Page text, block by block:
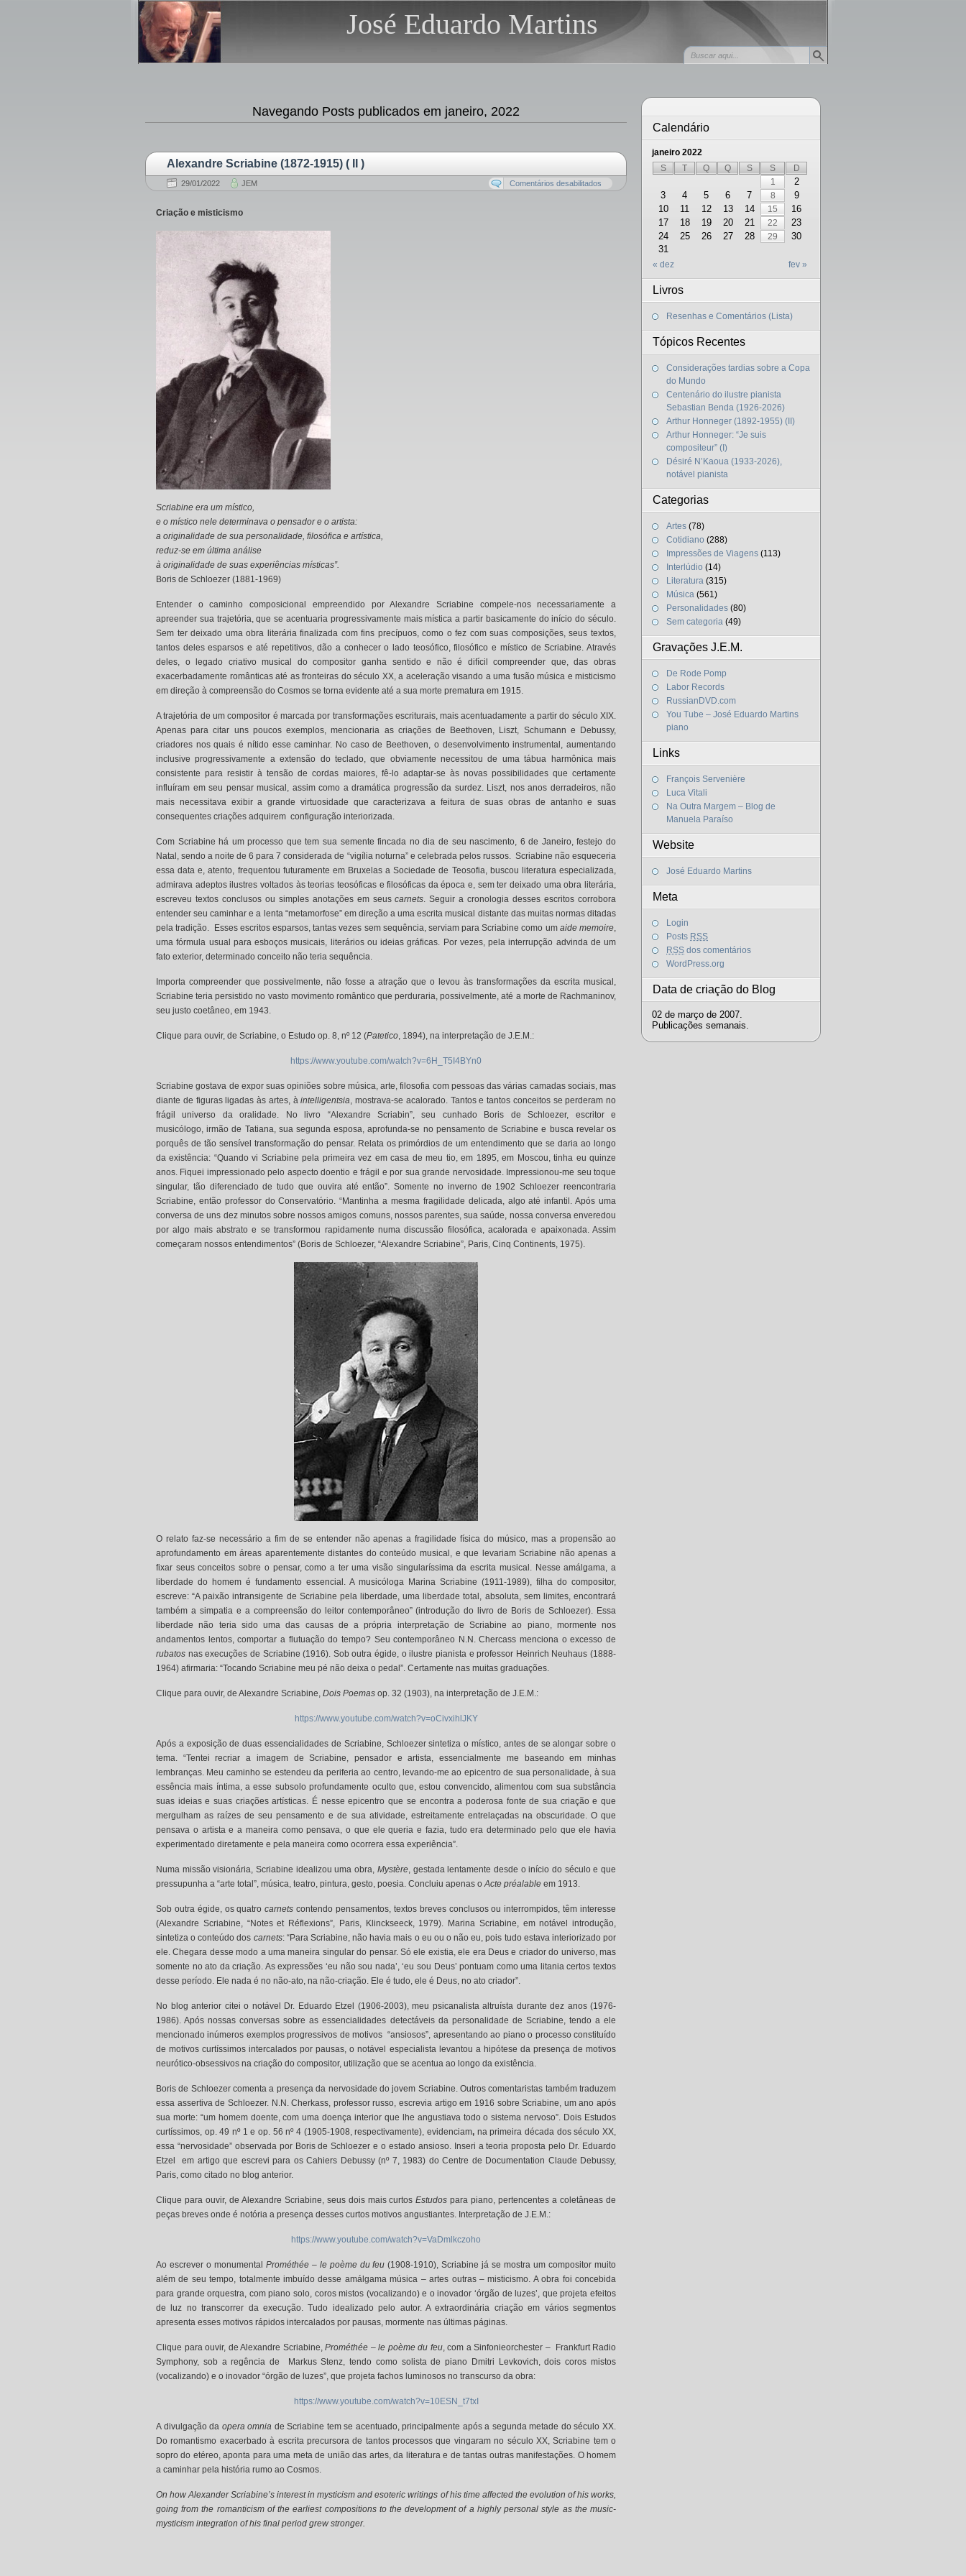
José Eduardo Martins
Navegando Posts publicados em janeiro, 2022
Alexandre Scriabine (1872-1915) ( II )
29/01/2022 JEM Comentários desabilitados
Criação e misticismo
Scriabine era um místico,
e o místico nele determinava o pensador e o artista:
a originalidade de sua personalidade, filosófica e artística,
reduz-se em última análise
à originalidade de suas experiências místicas”.
Boris de Schloezer (1881-1969)
Entender o caminho composicional empreendido por Alexandre Scriabine compele-nos necessariamente a
apreender sua trajetória, que se acentuaria progressivamente mais mística a partir basicamente do início do século.
Sem ter deixado uma obra literária finalizada com fins precípuos, como o fez com suas composições, seus textos,
tantos deles esparsos e até repetitivos, dão a conhecer o lado teosófico, filosófico e místico de Scriabine. Através
deles, o legado criativo musical do compositor ganha sentido e não é difícil compreender que, das obras
exacerbadamente românticas até as fronteiras do século XX, a aceleração visando a uma fusão música e misticismo
em direção à compreensão do Cosmos se torna evidente até a sua morte prematura em 1915.
A trajetória de um compositor é marcada por transformações escriturais, mais acentuadamente a partir do século XIX.
Apenas para citar uns poucos exemplos, mencionaria as criações de Beethoven, Liszt, Schumann e Debussy,
criadores nos quais é nítido esse caminhar. No caso de Beethoven, o desenvolvimento instrumental, aumentando
inclusive progressivamente a extensão do teclado, que obviamente necessitou de uma tábua harmônica mais
consistente para resistir à tensão de cordas maiores, fê-lo adaptar-se às novas possibilidades que certamente
influíram em seu pensar musical, assim como a dramática progressão da surdez. Liszt, nos anos derradeiros, não
mais necessitava exibir a grande virtuosidade que caracterizava a feitura de suas obras de antanho e suas
consequentes criações adquirem configuração interiorizada.
Com Scriabine há um processo que tem sua semente fincada no dia de seu nascimento, 6 de Janeiro, festejo do
Natal, sendo a noite de 6 para 7 considerada de “vigília noturna” e celebrada pelos russos. Scriabine não esqueceria
essa data e, atento, frequentou futuramente em Bruxelas a Sociedade de Teosofia, buscou literatura especializada,
admirava adeptos ilustres voltados às teorias teosóficas e filosóficas da época e, sem ter deixado uma obra literária,
escreveu textos conclusos ou simples anotações em seuscarnets. Seguir a cronologia desses escritos corrobora
entender seu caminhar e a lenta “metamorfose” em direção a uma escrita musical distante das muitas normas ditadas
pela tradição. Esses escritos esparsos, tantas vezes sem sequência, serviam para Scriabine como um aide memoire,
uma fórmula usual para esboços musicais, literários ou ideias gráficas. Por vezes, pela interrupção advinda de um
fato exterior, determinado conceito não teria sequência.
Importa compreender que possivelmente, não fosse a atração que o levou às transformações da escrita musical,
Scriabine teria persistido no vasto movimento romântico que perduraria, possivelmente, até a morte de Rachmaninov,
seu justo coetâneo, em 1943.
Clique para ouvir, de Scriabine, o Estudo op. 8, nº 12 (Patetico, 1894), na interpretação de J.E.M.:
https://www.youtube.com/watch?v=6H_T5I4BYn0
Scriabine gostava de expor suas opiniões sobre música, arte, filosofia com pessoas das várias camadas sociais, mas
diante de figuras ligadas às artes, àintelligentsia, mostrava-se acalorado. Tantos e tantos conceitos se perderam no
frágil universo da oralidade. No livro “Alexandre Scriabin”, seu cunhado Boris de Schloezer, escritor e
musicólogo, irmão de Tatiana, sua segunda esposa, aprofunda-se no pensamento de Scriabine e busca revelar os
porquês de tão sensível transformação do pensar. Relata os primórdios de um entendimento que se daria ao longo
da existência: “Quando vi Scriabine pela primeira vez em casa de meu tio, em 1895, em Moscou, tinha eu quinze
anos. Fiquei impressionado pelo aspecto doentio e frágil e por sua grande nervosidade. Impressionou-me seu toque
singular, tão diferenciado de tudo que ouvira até então”. Somente no inverno de 1902 Schloezer reencontraria
Scriabine, então professor do Conservatório. “Mantinha a mesma fragilidade delicada, algo até infantil. Após uma
conversa de uns dez minutos sobre nossos amigos comuns, nossos parentes, sua saúde, nossa conversa enveredou
por algo mais abstrato e se transformou rapidamente numa discussão filosófica, acalorada e apaixonada. Assim
começaram nossos entendimentos” (Boris de Schloezer, “Alexandre Scriabine”, Paris, Cinq Continents, 1975).
O relato faz-se necessário a fim de se entender não apenas a fragilidade física do músico, mas a propensão ao
aprofundamento em áreas aparentemente distantes do conteúdo musical, e que levariam Scriabine não apenas a
fixar seus conceitos sobre o pensar, como a ter uma visão singularíssima da escrita musical. Nesse amálgama, a
liberdade do homem é fundamento essencial. A musicóloga Marina Scriabine (1911-1989), filha do compositor,
escreve: “A paixão intransigente de Scriabine pela liberdade, uma liberdade total, absoluta, sem limites, encontrará
também a simpatia e a compreensão do leitor contemporâneo” (introdução do livro de Boris de Schloezer). Essa
liberdade não teria sido uma das causas de a própria interpretação de Scriabine ao piano, mormente nos
andamentos lentos, comportar a flutuação do tempo? Seu contemporâneo N.N. Chercass menciona o excesso de
rubatos nas execuções de Scriabine (1916). Sob outra égide, o ilustre pianista e professor Heinrich Neuhaus (1888-
1964) afirmaria: “Tocando Scriabine meu pé não deixa o pedal”. Certamente nas muitas graduações.
Clique para ouvir, de Alexandre Scriabine, Dois Poemas op. 32 (1903), na interpretação de J.E.M.:
https://www.youtube.com/watch?v=oCivxihlJKY
Após a exposição de duas essencialidades de Scriabine, Schloezer sintetiza o místico, antes de se alongar sobre o
tema. “Tentei recriar a imagem de Scriabine, pensador e artista, essencialmente me baseando em minhas
lembranças. Meu caminho se estendeu da periferia ao centro, levando-me ao epicentro de sua personalidade, à sua
essência mais íntima, a esse subsolo profundamente oculto que, estou convencido, alimentou com sua substância
suas ideias e suas criações artísticas. É nesse epicentro que se encontra a poderosa fonte de sua criação e que
mergulham as raízes de seu pensamento e de sua atividade, estreitamente entrelaçadas na obscuridade. O que
pensava o artista e a maneira como pensava, o que ele queria e fazia, tudo era determinado pelo que ele havia
experimentado diretamente e pela maneira como ocorrera essa experiência”.
Numa missão visionária, Scriabine idealizou uma obra, Mystère, gestada lentamente desde o início do século e que
pressupunha a “arte total”, música, teatro, pintura, gesto, poesia. Concluiu apenas oActe préalable em 1913.
Sob outra égide, os quatrocarnets contendo pensamentos, textos breves conclusos ou interrompidos, têm interesse
(Alexandre Scriabine, “Notes et Réflexions”, Paris, Klinckseeck, 1979). Marina Scriabine, em notável introdução,
sintetiza o conteúdo dos carnets: “Para Scriabine, não havia mais o eu ou o não eu, pois tudo estava interiorizado por
ele. Chegara desse modo a uma maneira singular do pensar. Só ele existia, ele era Deus e criador do universo, mas
somente no ato da criação. As expressões ‘eu não sou nada’, ‘eu sou Deus’ pontuam como uma litania certos textos
desse período. Ele nada é no não-ato, na não-criação. Ele é tudo, ele é Deus, no ato criador”.
No blog anterior citei o notável Dr. Eduardo Etzel (1906-2003), meu psicanalista altruísta durante dez anos (1976-
1986). Após nossas conversas sobre as essencialidades detectáveis da personalidade de Scriabine, tendo a ele
mencionado inúmeros exemplos progressivos de motivos “ansiosos”, apresentando ao piano o processo constituído
de motivos curtíssimos intercalados por pausas, o notável especialista levantou a hipótese da presença de motivos
neurótico-obsessivos na criação do compositor, utilização que se acentua ao longo da existência.
Boris de Schloezer comenta a presença da nervosidade do jovem Scriabine. Outros comentaristas também traduzem
essa assertiva de Schloezer. N.N. Cherkass, professor russo, escrevia artigo em 1916 sobre Scriabine, um ano após
sua morte: “um homem doente, com uma doença interior que lhe angustiava todo o sistema nervoso”. Dois Estudos
curtíssimos, op. 49 nº 1 e op. 56 nº 4 (1905-1908, respectivamente), evidenciam, na primeira década dos século XX,
essa “nervosidade” observada por Boris de Schloezer e o estado ansioso. Inseri a teoria proposta pelo Dr. Eduardo
Etzel em artigo que escrevi para os Cahiers Debussy (nº 7, 1983) do Centre de Documentation Claude Debussy,
Paris, como citado no blog anterior.
Clique para ouvir, de Alexandre Scriabine, seus dois mais curtosEstudos para piano, pertencentes a coletâneas de
peças breves onde é notória a presença desses curtos motivos angustiantes. Interpretação de J.E.M.:
https://www.youtube.com/watch?v=VaDmlkczoho
Ao escrever o monumental Prométhée – le poème du feu (1908-1910), Scriabine já se mostra um compositor muito
além de seu tempo, totalmente imbuído desse amálgama música – artes outras – misticismo. A obra foi concebida
para grande orquestra, com piano solo, coros mistos (vocalizando) e o inovador ‘órgão de luzes’, que projeta efeitos
de luz no transcorrer da execução. Tudo idealizado pelo autor. A extraordinária criação em vários segmentos
apresenta esses motivos rápidos intercalados por pausas, mormente nas últimas páginas.
Clique para ouvir, de Alexandre Scriabine, Prométhée – le poème du feu, com a Sinfonieorchester – Frankfurt Radio
Symphony, sob a regência de Markus Stenz, tendo como solista de piano Dmitri Levkovich, dois coros mistos
(vocalizando) e o inovador “órgão de luzes”, que projeta fachos luminosos no transcurso da obra:
https://www.youtube.com/watch?v=10ESN_t7txI
A divulgação da opera omnia de Scriabine tem se acentuado, principalmente após a segunda metade do século XX.
Do romantismo exacerbado à escrita precursora de tantos processos que vingaram no século XX, Scriabine tem o
sopro do etéreo, aponta para uma meta de união das artes, da literatura e de tantas outras manifestações. O homem
a caminhar pela história rumo ao Cosmos.
On how Alexander Scriabine’s interest in mysticism and esoteric writings of his time affected the evolution of his works,
going from the romanticism of the earliest compositions to the development of a highly personal style as the music-
mysticism integration of his final period grew stronger.
Calendário
janeiro 2022
S
T Q Q S S D
« dez fev »
1
2
3
4 5 6 7 8
9
10
11 12 13 14 15
16
17
18 19 20 21 22
23
24
25 26 27 28 29
30
31
Livros
Resenhas e Comentários (Lista)
Tópicos Recentes
Considerações tardias sobre a Copa
do Mundo
Centenário do ilustre pianista
Sebastian Benda (1926-2026)
Arthur Honneger (1892-1955) (II)
Arthur Honneger: “Je suis
compositeur” (I)
Désiré N’Kaoua (1933-2026),
notável pianista
Categorias
Artes (78)
Cotidiano (288)
Impressões de Viagens (113)
Interlúdio (14)
Literatura (315)
Música (561)
Personalidades (80)
Sem categoria (49)
Gravações J.E.M.
De Rode Pomp
Labor Records
RussianDVD.com
You Tube – José Eduardo Martins
piano
Links
François Servenière
Luca Vitali
Na Outra Margem – Blog de
Manuela Paraíso
Website
José Eduardo Martins
Meta
Login
Posts RSS
RSS dos comentários
WordPress.org
Data de criação do Blog
02 de março de 2007.
Publicações semanais.